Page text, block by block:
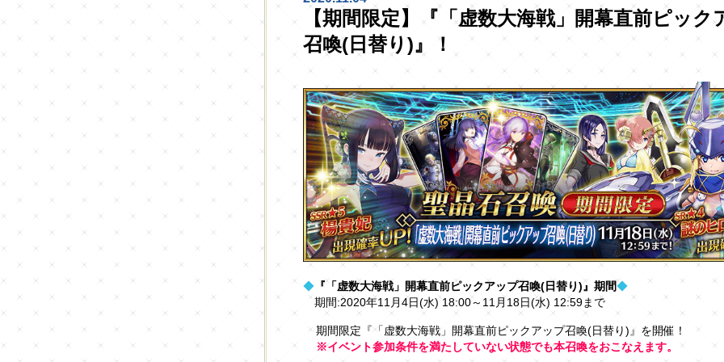
【期間限定】『「虚数大海戦」開幕直前ピック
召喚(日替り)』！
◆ 『「虚数大海戦」開幕直前ピックアップ召喚(日替り)』期間◆
期間:2020年11月4日(水) 18:00～11月18日(水) 12:59まで
期間限定『「虚数大海戦」開幕直前ピックアップ召喚(日替り)』を開催！
※イベント参加条件を満たしていない状態でも本召喚をおこなえます。